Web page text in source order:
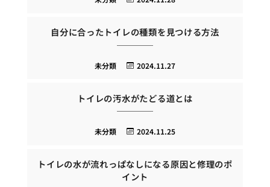
自分に合ったトイレの種類を見つける方法
2024.11.27
未分類
トイレの汚水がたどる道とは
2024.11.25
未分類
トイレの水が流れっぱなしになる原因と修理のポ
イント